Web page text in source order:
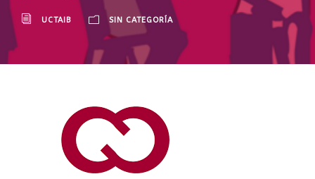
UCTAIB SIN CATEGORÍA